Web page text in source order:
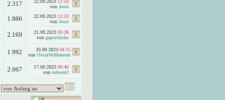
2.317 22.09.2023 12:33
von Jossi
1.986 22.09.2023 12:33
von Jossi
2.169 21.09.2023 05:28
von gapsiviydu
1.992 20.09.2023 04:15
von OscarWillemsen
2.067 17.09.2023 00:40
von robson2